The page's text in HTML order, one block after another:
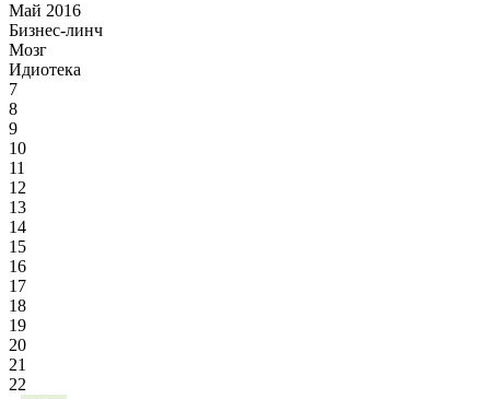
Май 2016
Бизнес-линч
Мозг
Идиотека
7
8
9
10
11
12
13
14
15
16
17
18
19
20
21
22